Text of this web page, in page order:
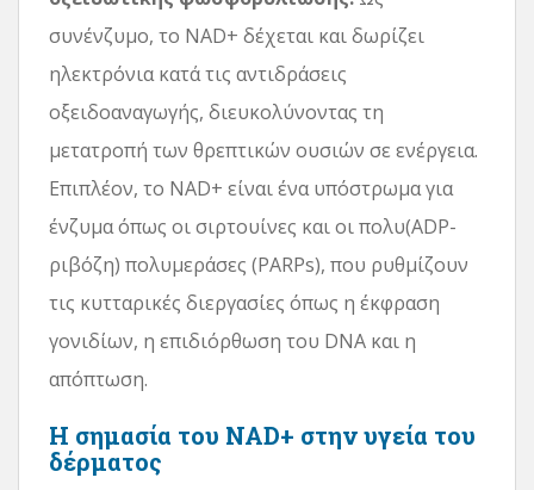
συνένζυμο, το NAD+ δέχεται και δωρίζει
ηλεκτρόνια κατά τις αντιδράσεις
οξειδοαναγωγής, διευκολύνοντας τη
μετατροπή των θρεπτικών ουσιών σε ενέργεια.
Επιπλέον, το NAD+ είναι ένα υπόστρωμα για
ένζυμα όπως οι σιρτουίνες και οι πολυ(ADP-
ριβόζη) πολυμεράσες (PARPs), που ρυθμίζουν
τις κυτταρικές διεργασίες όπως η έκφραση
γονιδίων, η επιδιόρθωση του DNA και η
απόπτωση.
Η σημασία του NAD+ στην υγεία του
δέρματος